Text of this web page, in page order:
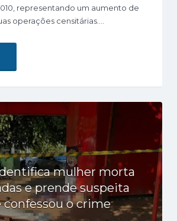
representando um aumento de
operações censitárias.…
mulher morta
e prende suspeita
confessou o crime